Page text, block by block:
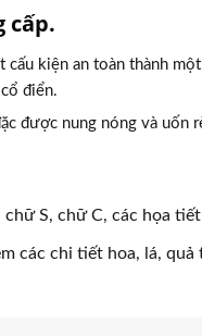
cấp.
kiện an toàn thành
điển.
được nung nóng và uốn
S, chữ C, các họa tiết
các chi tiết hoa, lá, quả